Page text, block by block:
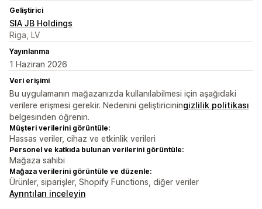
Geliştirici
SIA JB Holdings
Riga, LV
Yayınlanma
1 Haziran 2026
Veri erişimi
Bu uygulamanın mağazanızda kullanılabilmesi için aşağıdaki
verilere erişmesi gerekir. Nedenini geliştiriciningizlilik politikası
belgesinden öğrenin.
Müşteri verilerini görüntüle:
Hassas veriler, cihaz ve etkinlik verileri
Personel ve katkıda bulunan verilerini görüntüle:
Mağaza sahibi
Mağaza verilerini görüntüle ve düzenle:
Ürünler, siparişler, Shopify Functions, diğer veriler
Ayrıntıları inceleyin